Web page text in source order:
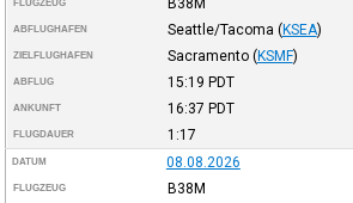
FLUGZEUG
ABFLUGHAFEN Seattle/Tacoma (KSEA)
ZIELFLUGHAFEN Sacramento (KSMF)
ABFLUG 15:19 PDT
ANKUNFT 16:37 PDT
FLUGDAUER 1:17
DATUM 08.08.2026
FLUGZEUG B38M